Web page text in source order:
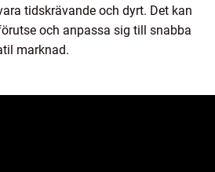
tidskrävande och dyrt. Det kan
och anpassa sig till snabba
marknad.